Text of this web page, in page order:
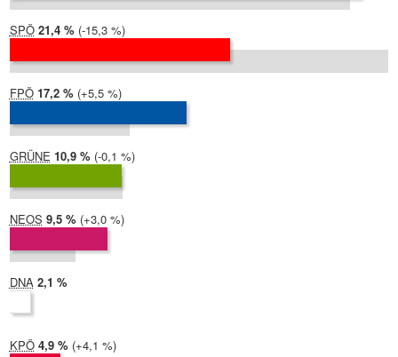
SPÖ 2024:
21,4 %
2019:
36,7 %
Differenz:
-15,3 %
FPÖ 2024:
17,2 %
2019:
11,7 %
Differenz:
+5,5 %
GRÜNE 2024:
10,9 %
2019:
11,0 %
Differenz:
-0,1 %
NEOS 2024:
9,5 %
2019:
6,4 %
Differenz:
+3,0 %
DNA 2024:
2,1 %
KPÖ 2024:
4,9 % Differenz:
+4,1 %